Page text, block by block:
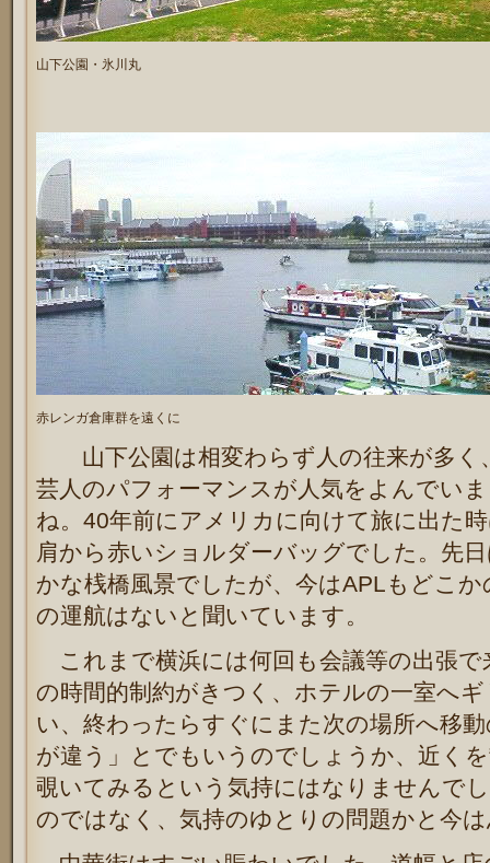
山下公園・氷川丸
赤レンガ倉庫群を遠くに
山下公園は相変わらず人の往来が多く
芸人のパフォーマンスが人気をよんでい
ね。40年前にアメリカに向けて旅に出た
肩から赤いショルダーバッグでした。先
かな桟橋風景でしたが、今はAPLもどこ
の運航はないと聞いています。
これまで横浜には何回も会議等の出張で
の時間的制約がきつく、ホテルの一室へ
い、終わったらすぐにまた次の場所へ移
が違う」とでもいうのでしょうか、近く
覗いてみるという気持にはなりませんで
のではなく、気持のゆとりの問題かと今